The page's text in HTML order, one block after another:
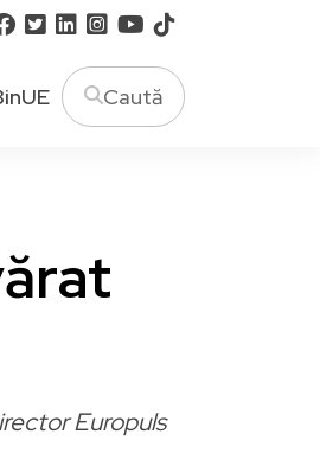
Europuls